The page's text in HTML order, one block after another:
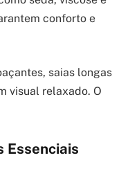
conforto e
saias longas
visual relaxado. O
Essenciais